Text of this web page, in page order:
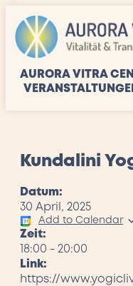
AURORA VITRA
Kundalini
Datum:
30 April, 2025
Add to Calendar
Zeit:
18:00 - 20:00
Link:
https://